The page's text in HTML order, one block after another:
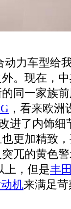
动力车型给
。现在，
同一家族
，看来欧洲
进了内饰细
更加精致
兀的黄色
上，但是丰
机来满足